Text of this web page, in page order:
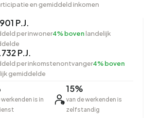
en gemiddeld inkomen
P.J.
per inwoner4% bovenlandelijk
P.J.
per inkomstenontvanger4% boven
gemiddelde
werkenden is in
15%
van de werkenden is
zelfstandig